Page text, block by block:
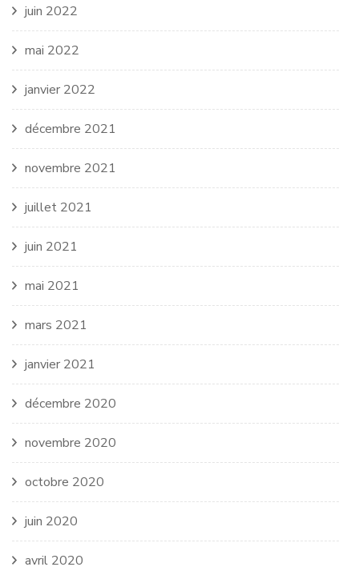
juin 2022
mai 2022
janvier 2022
décembre 2021
novembre 2021
juillet 2021
juin 2021
mai 2021
mars 2021
janvier 2021
décembre 2020
novembre 2020
octobre 2020
juin 2020
avril 2020